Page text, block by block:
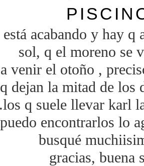
acabando y hay
sol, q el moreno se
venir el otoño ,
dejan la mitad de los
q suele llevar karl
encontrarlos lo
busqué
gracias, buena